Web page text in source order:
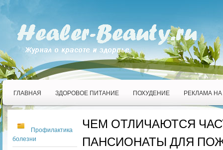
ГЛАВНАЯ ЗДОРОВОЕ ПИТАНИЕ ПОХУДЕНИЕ РЕКЛАМА
Профилактика
болезни
ЧЕМ ОТЛИЧАЮТСЯ
ПАНСИОНАТЫ ДЛЯ